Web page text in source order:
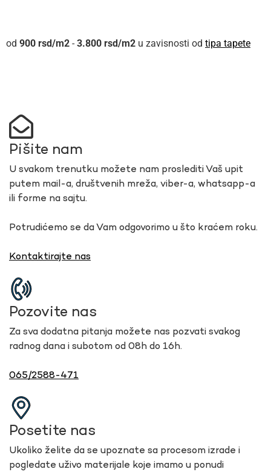
900 rsd - 3.800 rsd u zavisnosti od tipa tapete
Pišite nam
U svakom trenutku možete nam proslediti Vaš upit
putem mail-a, društvenih mreža, viber-a, whatsapp-a
ili forme na sajtu.
Potrudićemo se da Vam odgovorimo u što kraćem roku.
Kontaktirajte nas
Pozovite nas
Za sva dodatna pitanja možete nas pozvati svakog
radnog dana i subotom od 08h do 16h.
065/2588-471
Posetite nas
Ukoliko želite da se upoznate sa procesom izrade i
pogledate uživo materijale koje imamo u ponudi